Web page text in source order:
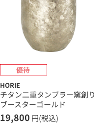
HORIE
チタン二重タンブラー窯創り
ブースターゴールド
19,800 円(税込)